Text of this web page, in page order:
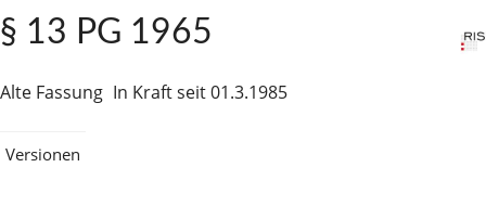
§ 13 PG 1965
Alte Fassung In Kraft seit 01.3.1985
Versionen